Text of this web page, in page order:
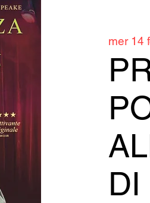
mer 14